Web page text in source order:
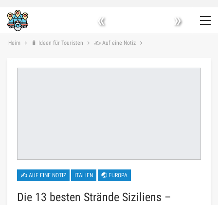
« »
Heim 🧳 Ideen für Touristen ✍ Auf eine Notiz
✍ AUF EINE NOTIZ ITALIEN 🌏 EUROPA
Die 13 besten Strände Siziliens –